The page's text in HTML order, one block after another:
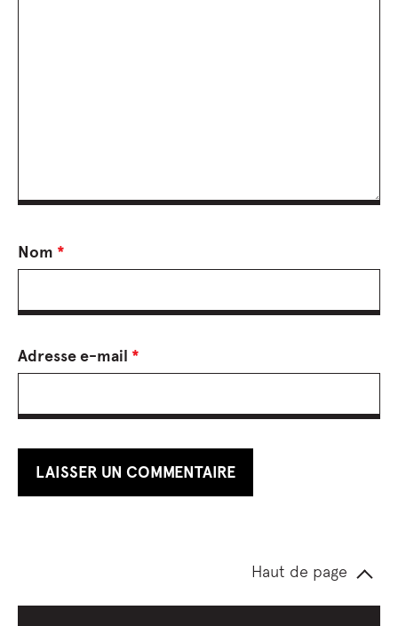
Nom *
Adresse e-mail *
Haut de page